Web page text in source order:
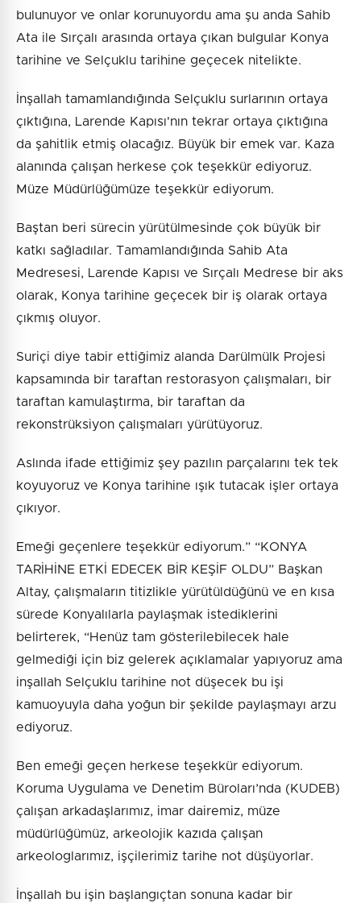
bulunuyor ve onlar korunuyordu ama şu anda Sahib
Ata ile Sırçalı arasında ortaya çıkan bulgular Konya
tarihine ve Selçuklu tarihine geçecek nitelikte.
İnşallah tamamlandığında Selçuklu surlarının ortaya
çıktığına, Larende Kapısı'nın tekrar ortaya çıktığına
da şahitlik etmiş olacağız. Büyük bir emek var. Kaza
alanında çalışan herkese çok teşekkür ediyoruz.
Müze Müdürlüğümüze teşekkür ediyorum.
Baştan beri sürecin yürütülmesinde çok büyük bir
katkı sağladılar. Tamamlandığında Sahib Ata
Medresesi, Larende Kapısı ve Sırçalı Medrese bir aks
olarak, Konya tarihine geçecek bir iş olarak ortaya
çıkmış oluyor.
Suriçi diye tabir ettiğimiz alanda Darülmülk Projesi
kapsamında bir taraftan restorasyon çalışmaları, bir
taraftan kamulaştırma, bir taraftan da
rekonstrüksiyon çalışmaları yürütüyoruz.
Aslında ifade ettiğimiz şey pazılın parçalarını tek tek
koyuyoruz ve Konya tarihine ışık tutacak işler ortaya
çıkıyor.
Emeği geçenlere teşekkür ediyorum.” “KONYA
TARİHİNE ETKİ EDECEK BİR KEŞİF OLDU” Başkan
Altay, çalışmaların titizlikle yürütüldüğünü ve en kısa
sürede Konyalılarla paylaşmak istediklerini
belirterek, “Henüz tam gösterilebilecek hale
gelmediği için biz gelerek açıklamalar yapıyoruz ama
inşallah Selçuklu tarihine not düşecek bu işi
kamuoyuyla daha yoğun bir şekilde paylaşmayı arzu
ediyoruz.
Ben emeği geçen herkese teşekkür ediyorum.
Koruma Uygulama ve Denetim Büroları’nda (KUDEB)
çalışan arkadaşlarımız, imar dairemiz, müze
müdürlüğümüz, arkeolojik kazıda çalışan
arkeologlarımız, işçilerimiz tarihe not düşüyorlar.
İnşallah bu işin başlangıçtan sonuna kadar bir